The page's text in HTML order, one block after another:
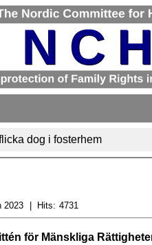
dog i fosterhem
2023 Hits: 4731
för Mänskliga